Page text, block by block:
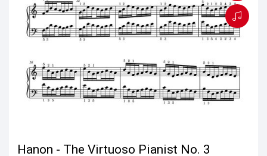
Hanon - The Virtuoso Pianist No. 3